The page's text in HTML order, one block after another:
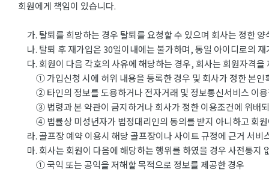
회원에게 책임이 있습니다.
가. 탈퇴를 희망하는 경우 탈퇴를 요청할 수 있으며 회사는 정한
나. 탈퇴 후 재가입은 30일이내에는 불가하며, 동일 아이디로의
다. 회원이 다음 각호의 사유에 해당하는 경우, 회사는 회원자격을
① 가입신청 시에 허위 내용을 등록한 경우 및 회사가 정한 본인
② 타인의 정보를 도용하거나 전자거래 및 정보통신서비스 이용
③ 법령과 본 약관이 금지하거나 회사가 정한 이용조건에 위배
④ 법률상 미성년자가 법정대리인의 동의를 받지 아니하고 회원
라. 골프장 예약 이용시 해당 골프장이나 사이트 규정에 근거 서비
마. 회사는 회원이 다음에 해당하는 행위를 하였을 경우 사전통지
① 국익 또는 공익을 저해할 목적으로 정보를 제공한 경우